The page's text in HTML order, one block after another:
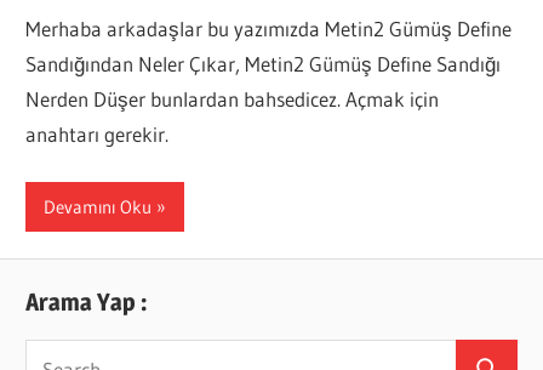
Merhaba arkadaşlar bu yazımızda Metin2 Gümüş Define
Sandığından Neler Çıkar, Metin2 Gümüş Define Sandığı
Nerden Düşer bunlardan bahsedicez. Açmak için
anahtarı gerekir.
Devamını Oku
Arama Yap :